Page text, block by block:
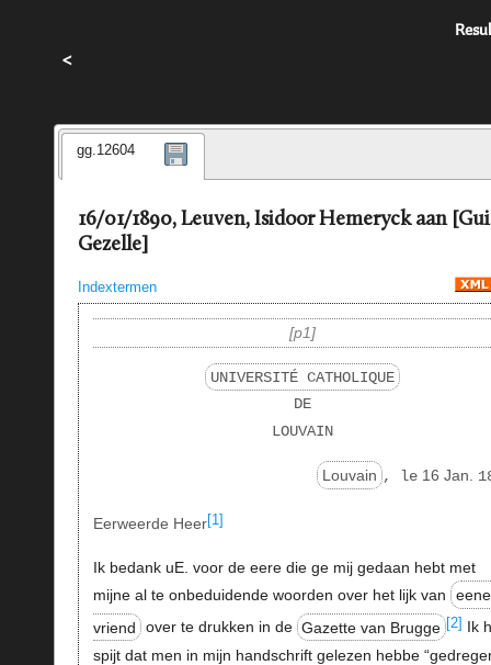
<
gg.12604
16/01/1890, Leuven, Isidoor Hemeryck aan
Gezelle]
Indextermen
p1
UNIVERSITÉ CATHOLIQUE
DE
LOUVAIN
Louvain , le16 Jan.
Eerweerde Heer[1]
Ik bedank uE. voor de eere die ge mij gedaan hebt met
mijne al te onbeduidende woorden over het lijk van
vriend over te drukken in de Gazette van Brugge [2] Ik
spijt dat men in mijn handschrift gelezen hebbe